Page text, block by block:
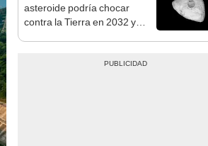
asteroide podría chocar
contra la Tierra en 2032 y